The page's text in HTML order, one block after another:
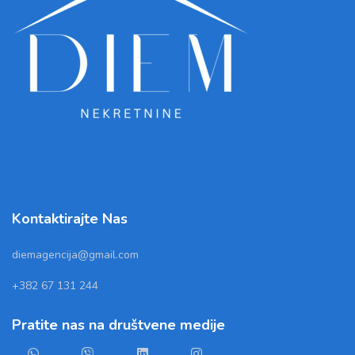
Kontaktirajte Nas
diemagencija@gmail.com
+382 67 131 244
Pratite nas na društvene medije